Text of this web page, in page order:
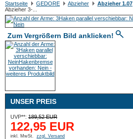
Startseite GEDORE Abzieher Abzieher 1.07
Abzieher 3-...
Zum Vergrößern Bild anklicken!
UNSER PREIS
UVP**: 189,52 EUR
122,95 EUR
inkl. MwSt. zzgl. Versand